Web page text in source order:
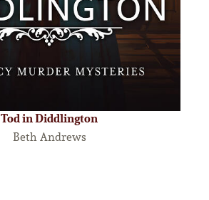
Tod in Diddlington
Beth Andrews